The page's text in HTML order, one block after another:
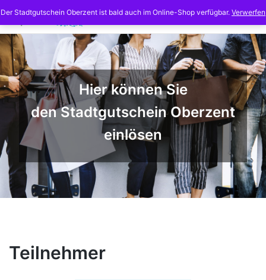
to
content
Hier können Sie
den Stadtgutschein Oberzent
einlösen
Teilnehmer
Der Stadtgutschein Oberzent ist bald auch im Online-Shop verfügbar. Verwerfen